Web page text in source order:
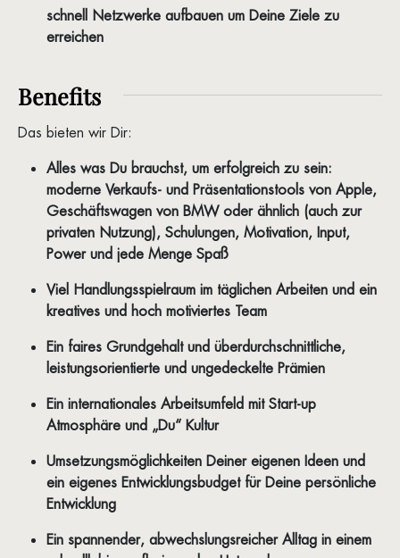
schnell Netzwerke aufbauen um Deine Ziele zu
erreichen
Benefits
Das bieten wir Dir:
Alles was Du brauchst, um erfolgreich zu sein:
moderne Verkaufs- und Präsentationstools von Apple,
Geschäftswagen von BMW oder ähnlich (auch zur
privaten Nutzung), Schulungen, Motivation, Input,
Power und jede Menge Spaß
Viel Handlungsspielraum im täglichen Arbeiten und ein
kreatives und hoch motiviertes Team
Ein faires Grundgehalt und überdurchschnittliche,
leistungsorientierte und ungedeckelte Prämien
Ein internationales Arbeitsumfeld mit Start-up
Atmosphäre und „Du“ Kultur
Umsetzungsmöglichkeiten Deiner eigenen Ideen und
ein eigenes Entwicklungsbudget für Deine persönliche
Entwicklung
Ein spannender, abwechslungsreicher Alltag in einem